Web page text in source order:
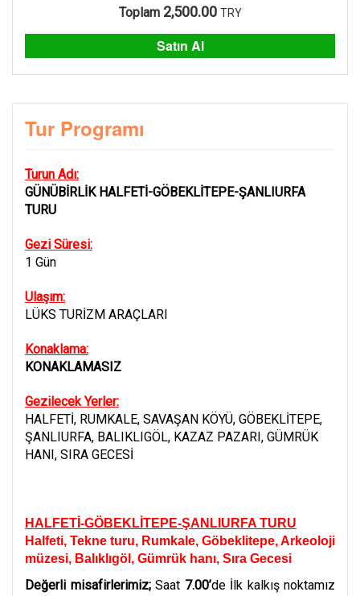
Toplam 2,500.00 TRY
Satın Al
Tur Programı
Turun Adı:
GÜNÜBİRLİK HALFETİ-GÖBEKLİTEPE-ŞANLIURFA
TURU
Gezi Süresi:
1 Gün
Ulaşım:
LÜKS TURİZM ARAÇLARI
Konaklama:
KONAKLAMASIZ
Gezilecek Yerler:
HALFETİ, RUMKALE, SAVAŞAN KÖYÜ, GÖBEKLİTEPE,
ŞANLIURFA, BALIKLIGÖL, KAZAZ PAZARI, GÜMRÜK
HANI, SIRA GECESİ
HALFETİ-GÖBEKLİTEPE-ŞANLIURFA TURU
Halfeti, Tekne turu, Rumkale, Göbeklitepe, Arkeoloji
müzesi, Balıklıgöl, Gümrük hanı, Sıra Gecesi
Değerli misafirlerimiz;Saat 7.00’de İlk kalkış noktamız